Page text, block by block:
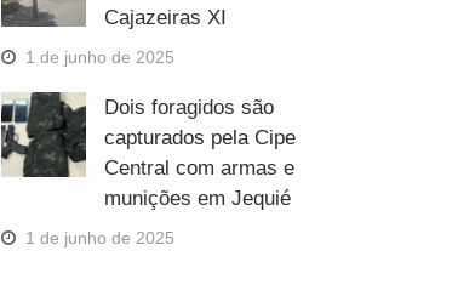
Cajazeiras XI
1 de junho de 2025
Dois foragidos são
capturados pela Cipe
Central com armas e
munições em Jequié
1 de junho de 2025